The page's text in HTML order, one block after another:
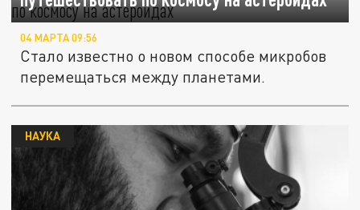
04 МАРТА 09:56
Стало известно о новом способе микробов
перемещаться между планетами.
НАУКА